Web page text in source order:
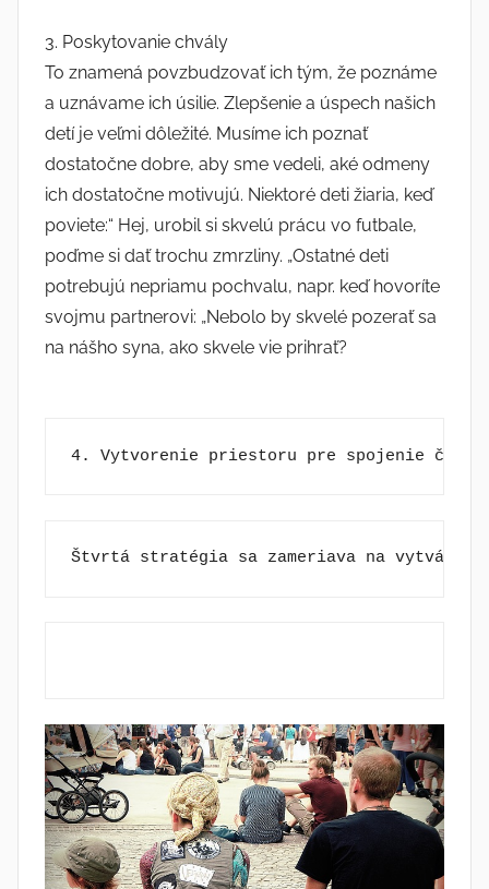
3. Poskytovanie chvály
To znamená povzbudzovať ich tým, že poznáme
a uznávame ich úsilie. Zlepšenie a úspech našich
detí je veľmi dôležité. Musíme ich poznať
dostatočne dobre, aby sme vedeli, aké odmeny
ich dostatočne motivujú. Niektoré deti žiaria, keď
poviete:“ Hej, urobil si skvelú prácu vo futbale,
poďme si dať trochu zmrzliny. „Ostatné deti
potrebujú nepriamu pochvalu, napr. keď hovoríte
svojmu partnerovi: „Nebolo by skvelé pozerať sa
na nášho syna, ako skvele vie prihrať?
4. Vytvorenie priestoru pre spojenie času
Štvrtá stratégia sa zameriava na